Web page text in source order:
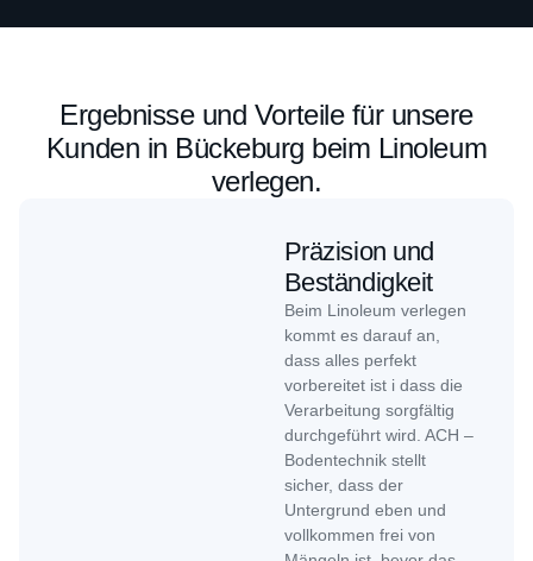
Ergebnisse und Vorteile für unsere
Kunden in Bückeburg beim Linoleum
verlegen.
Präzision und
Beständigkeit
Beim Linoleum verlegen
kommt es darauf an,
dass alles perfekt
vorbereitet ist i dass die
Verarbeitung sorgfältig
durchgeführt wird. ACH –
Bodentechnik stellt
sicher, dass der
Untergrund eben und
vollkommen frei von